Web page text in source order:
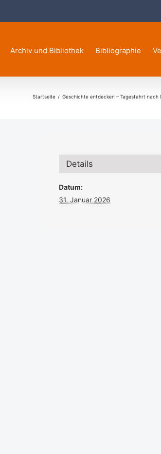
Archiv und Bibliothek Bibliographie
Startseite Geschichte entdecken – Tagesfahrt nach
Details
Datum:
31. Januar 2026